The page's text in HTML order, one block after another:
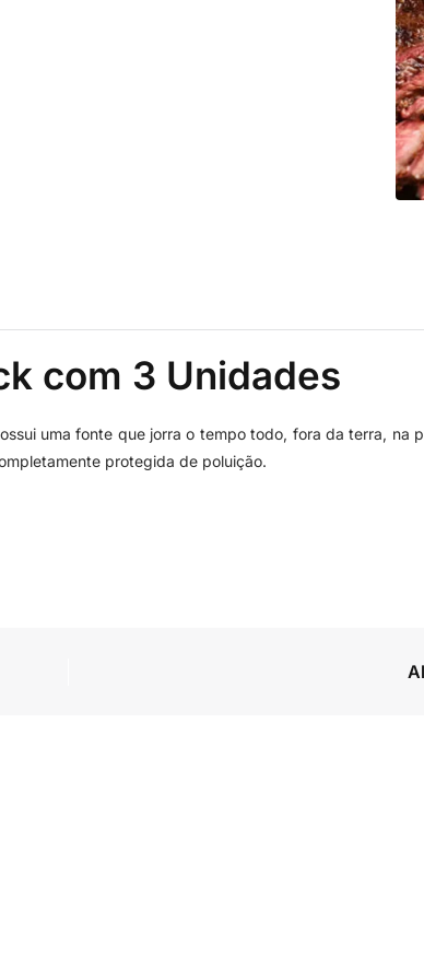
com 3 Unidades
uma fonte que jorra o tempo todo, fora da terra, na
protegida de poluição.